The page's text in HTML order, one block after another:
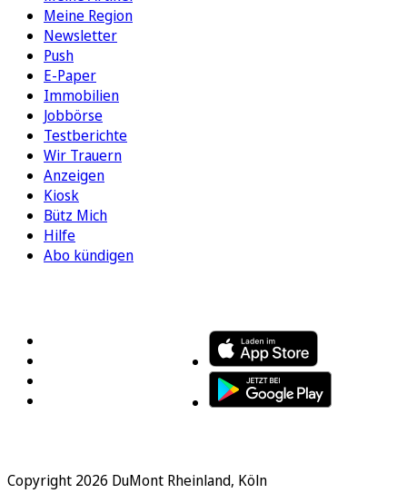
Meine Region
Newsletter
Push
E-Paper
Immobilien
Jobbörse
Testberichte
Wir Trauern
Anzeigen
Kiosk
Bütz Mich
Hilfe
Abo kündigen
Copyright 2026 DuMont Rheinland, Köln